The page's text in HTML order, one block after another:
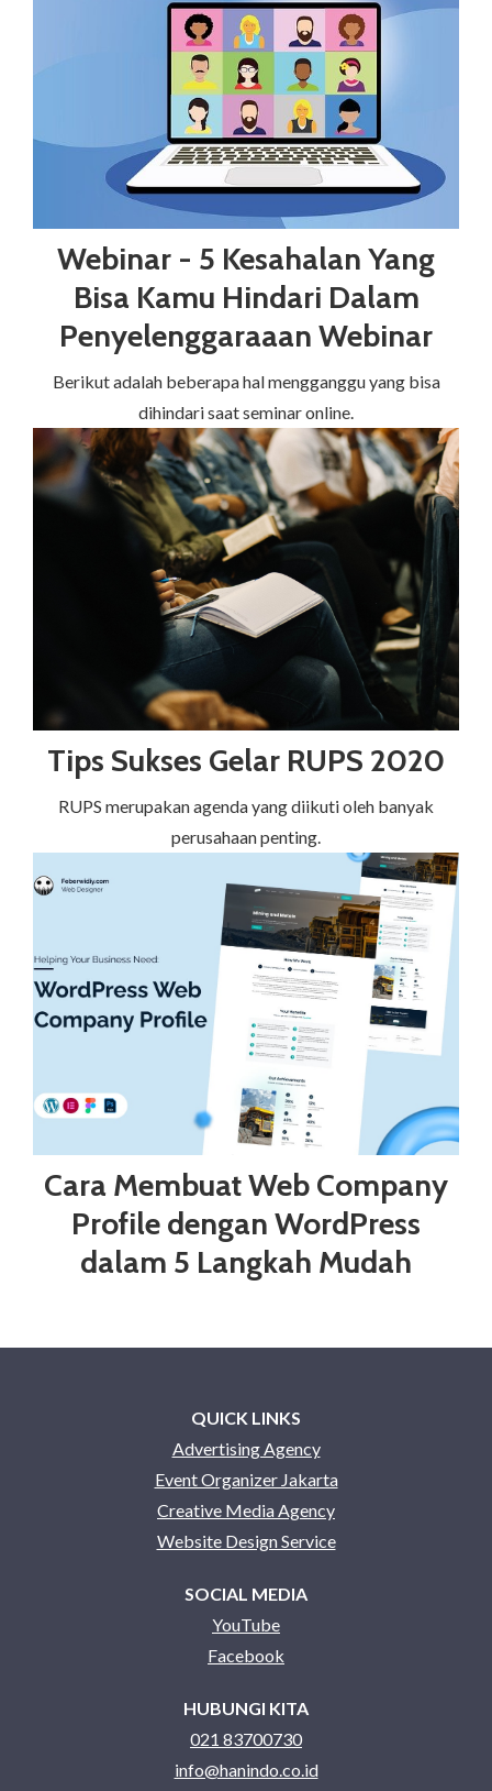
Webinar - 5 Kesahalan Yang
Bisa Kamu Hindari Dalam
Penyelenggaraaan Webinar
Berikut adalah beberapa hal mengganggu yang bisa
dihindari saat seminar online.
Tips Sukses Gelar RUPS 2020
RUPS merupakan agenda yang diikuti oleh banyak
perusahaan penting.
Cara Membuat Web Company
Profile dengan WordPress
dalam 5 Langkah Mudah
QUICK LINKS
Advertising Agency
Event Organizer Jakarta
Creative Media Agency
Website Design Service
SOCIAL MEDIA
YouTube
Facebook
HUBUNGI KITA
021 83700730
info@hanindo.co.id